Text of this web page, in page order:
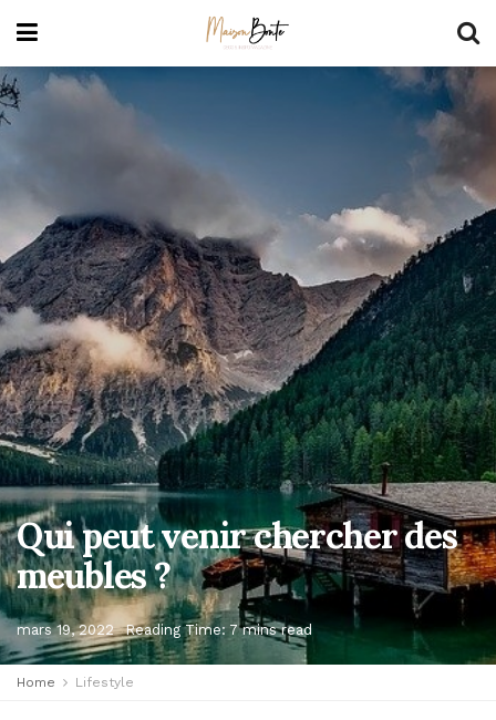
Qui peut venir chercher des
meubles ?
mars 19, 2022 Reading Time: 7 mins read
Home Lifestyle